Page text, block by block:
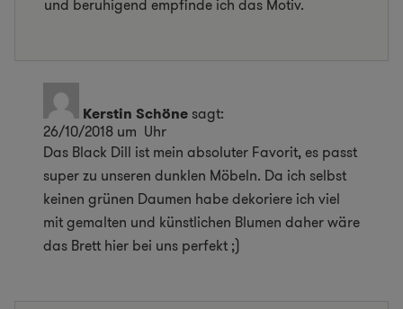
und beruhigend empfinde ich das Motiv.
Kerstin Schönesagt:
26/10/2018 um Uhr
Das Black Dill ist mein absoluter Favorit, es passt
super zu unseren dunklen Möbeln. Da ich selbst
keinen grünen Daumen habe dekoriere ich viel
mit gemalten und künstlichen Blumen daher wäre
das Brett hier bei uns perfekt ;)